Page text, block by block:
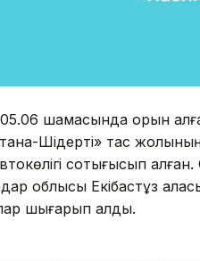
05.06 шамасында орын
Шідерті» тас
соқтығысып
облысы Екібастұз
шығарып алды.